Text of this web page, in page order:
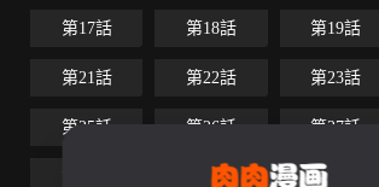
第17話 第18話 第19話
第21話 第22話 第23話
第25話 第26話 第27話
第30話 第31話